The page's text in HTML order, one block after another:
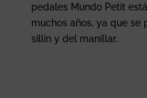
pedales Mundo Petit
muchos años, ya que se
sillín y del manillar.